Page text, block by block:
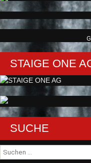
STAIGE ONE
SUCHE
Suche
nach: